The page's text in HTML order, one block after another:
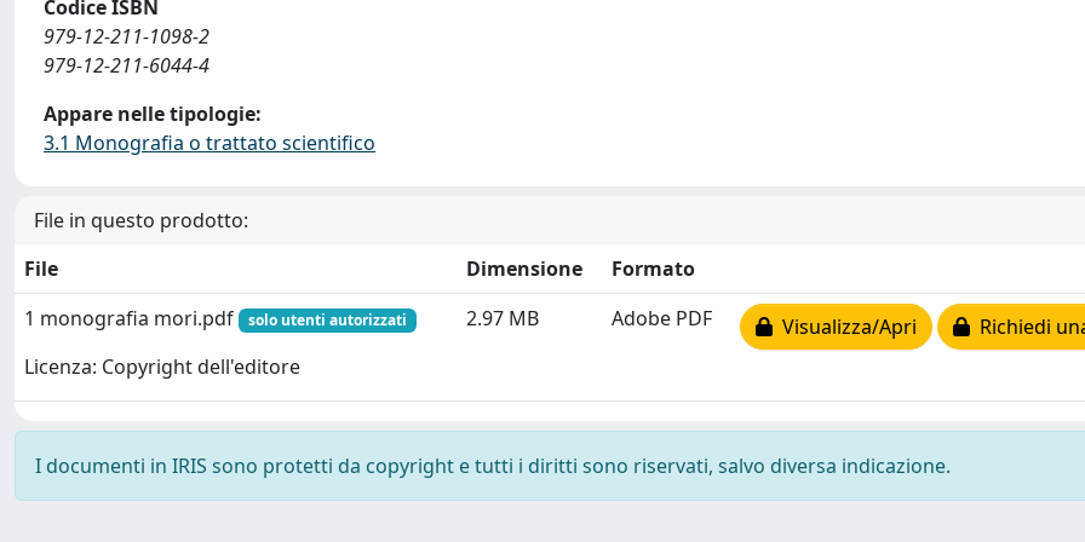
Codice ISBN
979-12-211-1098-2
979-12-211-6044-4
Appare nelle tipologie:
3.1 Monografia o trattato scientifico
File in questo prodotto:
File
Dimensione
Formato
1 monografia mori.pdf
solo utenti autorizzati
Licenza: Copyright dell'editore
2.97 MB Adobe PDF Visualizza/Apri Richiedi
I documenti in IRIS sono protetti da copyright e tutti i diritti sono riservati, salvo diversa indicazione.